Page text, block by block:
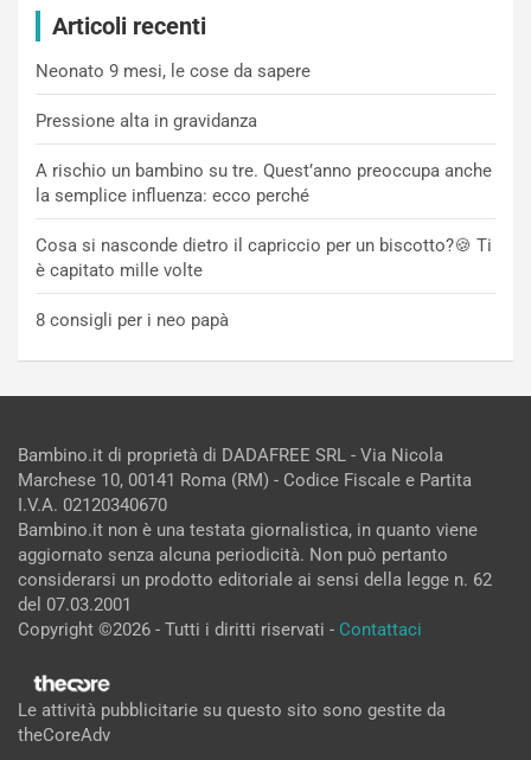
Articoli recenti
Neonato 9 mesi, le cose da sapere
Pressione alta in gravidanza
A rischio un bambino su tre. Quest’anno preoccupa anche
la semplice influenza: ecco perché
Cosa si nasconde dietro il capriccio per un biscotto?🍪 Ti
è capitato mille volte
8 consigli per i neo papà
Bambino.it di proprietà di DADAFREE SRL - Via Nicola
Marchese 10, 00141 Roma (RM) - Codice Fiscale e Partita
I.V.A. 02120340670
Bambino.it non è una testata giornalistica, in quanto viene
aggiornato senza alcuna periodicità. Non può pertanto
considerarsi un prodotto editoriale ai sensi della legge n. 62
del 07.03.2001
Copyright ©2026 - Tutti i diritti riservati - Contattaci
Le attività pubblicitarie su questo sito sono gestite da
theCoreAdv